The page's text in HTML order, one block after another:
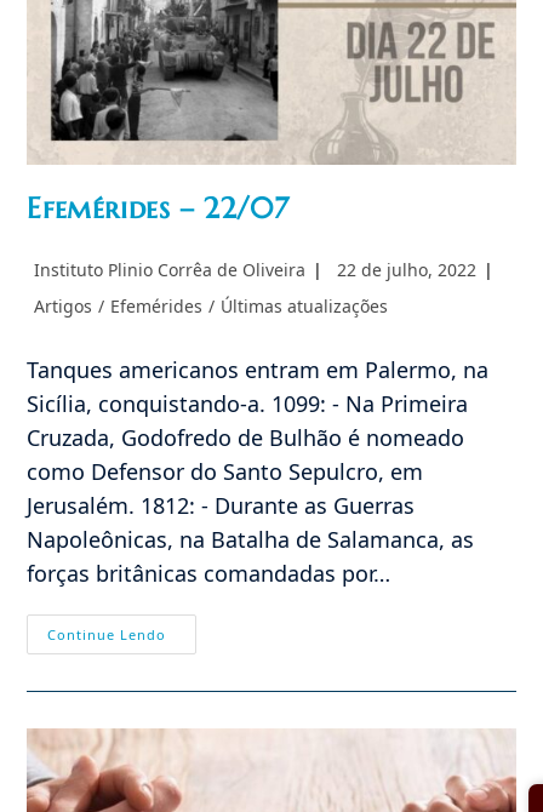
Efemérides – 22/07
Autor
post:
Instituto Plinio Corrêa de Oliveira
Post
22 de julho, 2022
Categoria
Artigos / Efemérides / Últimas atualizações
Tanques americanos entram em Palermo, na
Sicília, conquistando-a. 1099: - Na Primeira
Cruzada, Godofredo de Bulhão é nomeado
como Defensor do Santo Sepulcro, em
Jerusalém. 1812: - Durante as Guerras
Napoleônicas, na Batalha de Salamanca, as
forças britânicas comandadas por…
Continue Lendo
–